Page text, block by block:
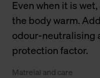
Even when it is
the body warm.
odour-neutralising
protection factor.
Matreial and care